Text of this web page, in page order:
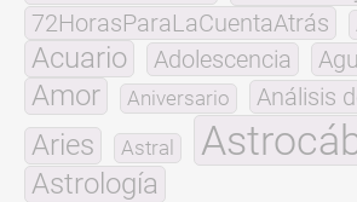
72HorasParaLaCuentaAtrás
Acuario Adolescencia
Amor Aniversario Análisis
Aries Astral
Astrología